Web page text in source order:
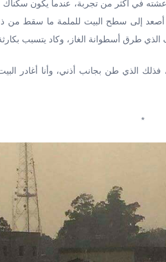
في أكثر من تجربة، عندما يكون سكناك
إلى سطح البيت للملمة ما سقط من
طرق أسطوانة الغاز، وكاد يتسبب
فذلك الذي طن بجانب أذني، وأنا أغادر
*